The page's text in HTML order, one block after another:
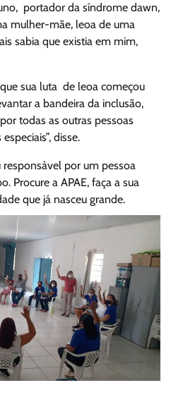
portador da síndrome dawn,
mulher-mãe, leoa de uma
sabia que existia em mim,
sua luta de leoa começou
a bandeira da inclusão,
todas as outras pessoas
disse.
responsável por um pessoa
Procure a APAE, faça a sua
que já nasceu grande.